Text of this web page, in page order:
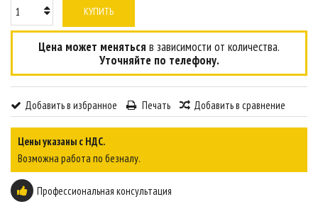
КУПИТЬ
Цена может меняться в зависимости от количества.
Уточняйте по телефону.
Добавить в избранное Печать Добавить в сравнение
Цены указаны с НДС.
Возможна работа по безналу.
Профессиональная консультация